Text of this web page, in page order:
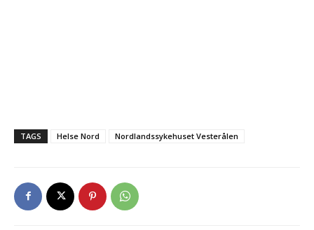
TAGS Helse Nord Nordlandssykehuset Vesterålen